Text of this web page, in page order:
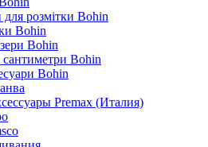
розмітки Bohin
Bohin
Bohin
сантиметри Bohin
Bohin
Premax (Италия)